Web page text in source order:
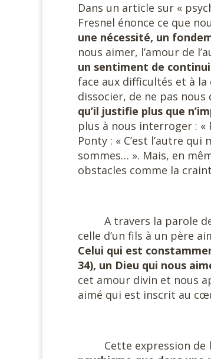
Dans un article sur «
Fresnel énonce ce que
une nécessité, un
nous aimer, l’amour de
un sentiment de
face aux difficultés et à la
dissocier, de ne pas
qu’il justifie plus que
plus à nous interroger : «
Ponty : « C’est l’autre
sommes… ». Mais, en
obstacles comme la
A travers la parole
celle d’un fils à un père
Celui qui est
34), un Dieu qui nous
cet amour divin et nous
aimé qui est inscrit au
Cette expression